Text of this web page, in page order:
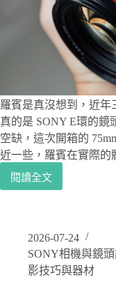
準
確，
與
SONY
A6700
一
日
羅賓是真沒想到，近年
真的是 SONY E環的鏡
空缺，這次開箱的
近一些，羅賓在實際
閱讀全文
Samyang
測
｜
三
2026-07-24
SONY相機與鏡頭
影技巧與器材